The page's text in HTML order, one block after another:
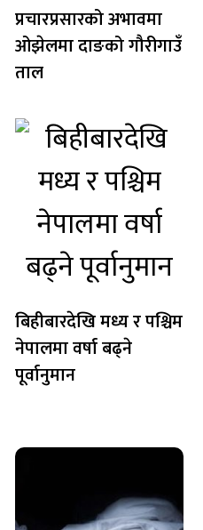
प्रचारप्रसारको अभावमा
ओझेलमा दाङको गौरीगाउँ
ताल
बिहीबारदेखि मध्य र पश्चिम
नेपालमा वर्षा बढ्ने
पूर्वानुमान